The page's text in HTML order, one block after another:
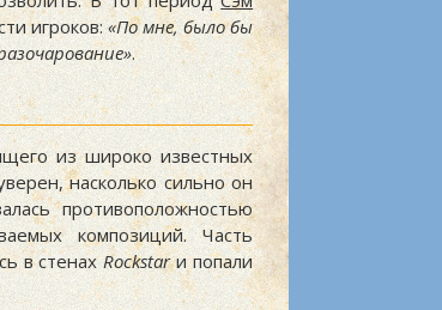
игроков: По мне, было бы
.
из широко известных
насколько сильно он
противоположностью
композиций. Часть
в стенахRockstarи попали